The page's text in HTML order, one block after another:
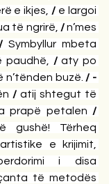
e ikjes, / e largoi
të ngrirë, / n’mes
Symbyllur mbeta
paudhë, / aty po
n’tënden buzë.
/ atij shtegut të
prapë petalen
gushë! Tërheq
e krijimit,
i disa
të metodës